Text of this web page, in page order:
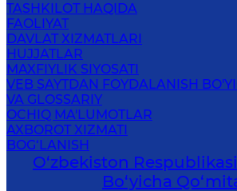
TASHKILOT HAQIDA
FAOLIYAT
DAVLAT XIZMATLARI
HUJJATLAR
MAXFIYLIK SIYOSATI
VEB SAYTDAN FOYDALANISH
VA GLOSSARIY
OCHIQ MA'LUMOTLAR
AXBOROT XIZMATI
BOG‘LANISH
O‘zbekiston
Bo‘yichа